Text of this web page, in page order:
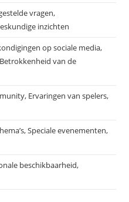
vragen,
inzichten
op sociale media,
van de
Ervaringen van spelers,
Speciale evenementen,
beschikbaarheid,